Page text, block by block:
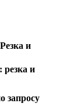
и
резка и
запросу